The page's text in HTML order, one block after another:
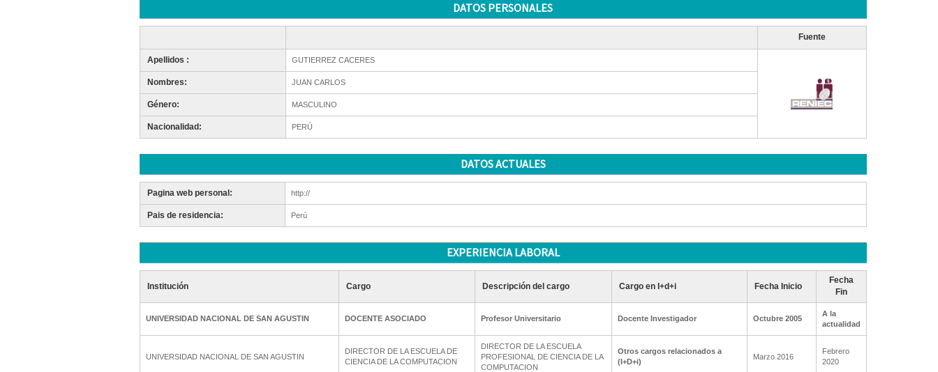
DATOS PERSONALES
Fuente
Apellidos : GUTIERREZ CACERES
Nombres: JUAN CARLOS
Género: MASCULINO
Nacionalidad: PERÚ
DATOS ACTUALES
Pagina web personal: http://
Pais de residencia: Perú
EXPERIENCIA LABORAL
Institución Cargo Descripción del cargo Cargo en I+d+i Fecha Inicio
Fecha
Fin
UNIVERSIDAD NACIONAL DE SAN AGUSTIN DOCENTE ASOCIADO Profesor Universitario Docente Investigador Octubre 2005
A la
actualidad
UNIVERSIDAD NACIONAL DE SAN AGUSTIN
DIRECTOR DE LA ESCUELA DE
CIENCIA DE LA COMPUTACION
DIRECTOR DE LA ESCUELA
PROFESIONAL DE CIENCIA DE LA
COMPUTACION
Otros cargos relacionados a
(I+D+i)
Marzo 2016
Febrero
2020